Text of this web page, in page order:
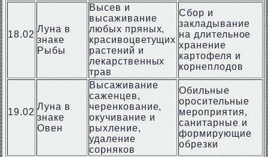
18.02
Луна в
знаке
Рыбы
Высев и
высаживание
любых пряных,
красивоцветущих
растений и
лекарственных
трав
Сбор и
закладывание
на длительное
хранение
картофеля и
корнеплодов
19.02
Луна в
знаке
Овен
Высаживание
саженцев,
черенкование,
окучивание и
рыхление,
удаление
сорняков
Обильные
оросительные
мероприятия,
санитарные и
формирующие
обрезки